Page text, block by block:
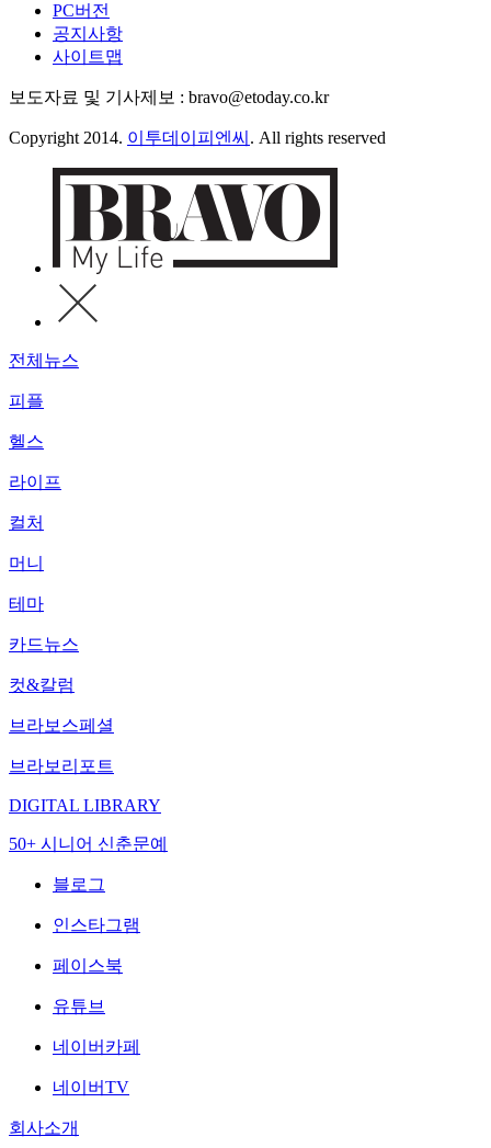
PC버전
공지사항
사이트맵
보도자료 및 기사제보 : bravo@etoday.co.kr
Copyright 2014. 이투데이피엔씨 . All rights reserved
전체뉴스
피플
헬스
라이프
컬처
머니
테마
카드뉴스
컷&칼럼
브라보스페셜
브라보리포트
DIGITAL LIBRARY
50+ 시니어 신춘문예
블로그
인스타그램
페이스북
유튜브
네이버카페
네이버TV
회사소개